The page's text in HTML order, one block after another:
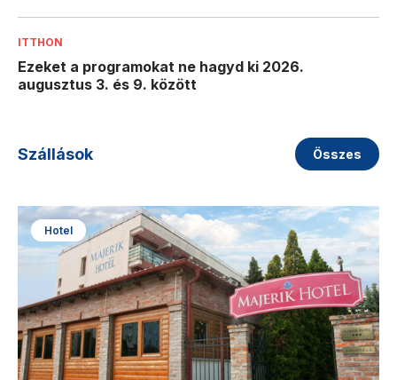
ITTHON
Ezeket a programokat ne hagyd ki 2026.
augusztus 3. és 9. között
Szállások Összes
Hotel